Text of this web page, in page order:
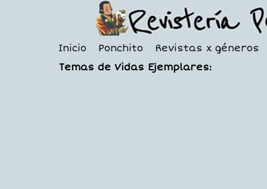
Inicio Ponchito
Revistas x géneros
Temas de Vidas Ejemplares: